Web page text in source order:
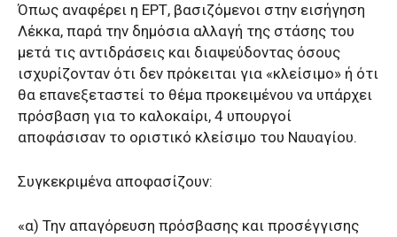
Όπως αναφέρει η ΕΡΤ, βασιζόμενοι στην εισήγηση
Λέκκα, παρά την δημόσια αλλαγή της στάσης του
μετά τις αντιδράσεις και διαψεύδοντας όσους
ισχυρίζονταν ότι δεν πρόκειται για «κλείσιμο» ή ότι
θα επανεξεταστεί το θέμα προκειμένου να υπάρχει
πρόσβαση για το καλοκαίρι, 4 υπουργοί
αποφάσισαν το οριστικό κλείσιμο του Ναυαγίου.
Συγκεκριμένα αποφασίζουν:
«α) Την απαγόρευση πρόσβασης και προσέγγισης